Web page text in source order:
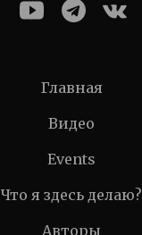
Главная
Видео
Events
Что я здесь делаю?
Авторы